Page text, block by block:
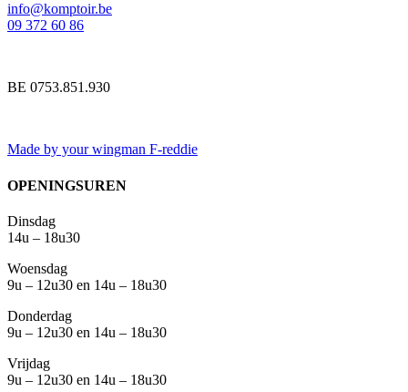
info@komptoir.be
09 372 60 86
BE 0753.851.930
Made by your wingman F-reddie
OPENINGSUREN
Dinsdag
14u – 18u30
Woensdag
9u – 12u30 en 14u – 18u30
Donderdag
9u – 12u30 en 14u – 18u30
Vrijdag
9u – 12u30 en 14u – 18u30